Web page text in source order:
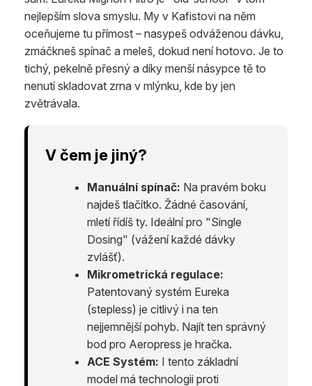
nejlepším slova smyslu. My v Kafistovi na něm
oceňujeme tu přímost – nasypeš odváženou dávku,
zmáčkneš spínač a meleš, dokud není hotovo. Je to
tichý, pekelně přesný a díky menší násypce tě to
nenutí skladovat zrna v mlýnku, kde by jen
zvětrávala.
V čem je jiný?
Manuální spínač: Na pravém boku
najdeš tlačítko. Žádné časování,
mletí řídíš ty. Ideální pro "Single
Dosing" (vážení každé dávky
zvlášť).
Mikrometrická regulace:
Patentovaný systém Eureka
(stepless) je citlivý i na ten
nejjemnější pohyb. Najít ten správný
bod pro Aeropress je hračka.
ACE Systém: I tento základní
model má technologii proti